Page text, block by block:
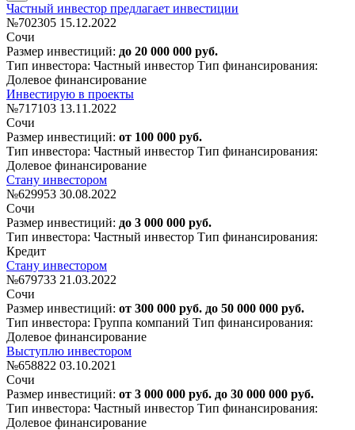
Частный инвестор предлагает инвестиции
№702305 15.12.2022
Сочи
Размер инвестиций: до 20 000 000 руб.
Тип инвестора: Частный инвестор Тип финансирования:
Долевое финансирование
Инвестирую в проекты
№717103 13.11.2022
Сочи
Размер инвестиций: от 100 000 руб.
Тип инвестора: Частный инвестор Тип финансирования:
Долевое финансирование
Стану инвестором
№629953 30.08.2022
Сочи
Размер инвестиций: до 3 000 000 руб.
Тип инвестора: Частный инвестор Тип финансирования:
Кредит
Стану инвестором
№679733 21.03.2022
Сочи
Размер инвестиций: от 300 000 руб. до 50 000 000 руб.
Тип инвестора: Группа компаний Тип финансирования:
Долевое финансирование
Выступлю инвестором
№658822 03.10.2021
Сочи
Размер инвестиций: от 3 000 000 руб. до 30 000 000 руб.
Тип инвестора: Частный инвестор Тип финансирования:
Долевое финансирование